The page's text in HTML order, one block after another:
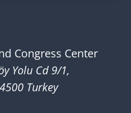
Congress Center
Yolu Cd 9/1,
Turkey